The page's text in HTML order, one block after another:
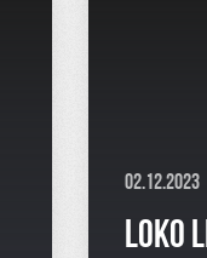
02.12.2023
LOKO